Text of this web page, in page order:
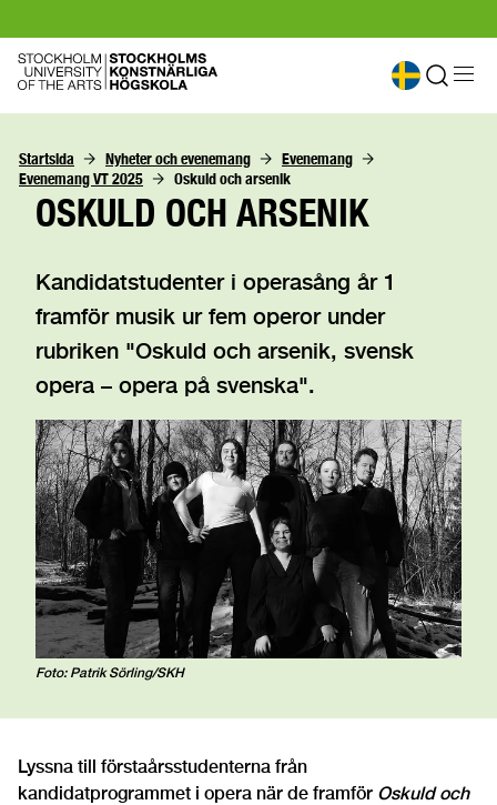
Startsida Nyheter och evenemang
Evenemang
Evenemang VT 2025
Oskuld och arsenik
OSKULD OCH ARSENIK
Kandidatstudenter i operasång år 1
framför musik ur fem operor under
rubriken "Oskuld och arsenik, svensk
opera – opera på svenska".
Foto: Patrik Sörling/SKH
Lyssna till förstaårsstudenterna från
kandidatprogrammet i opera när de framför Oskuld och